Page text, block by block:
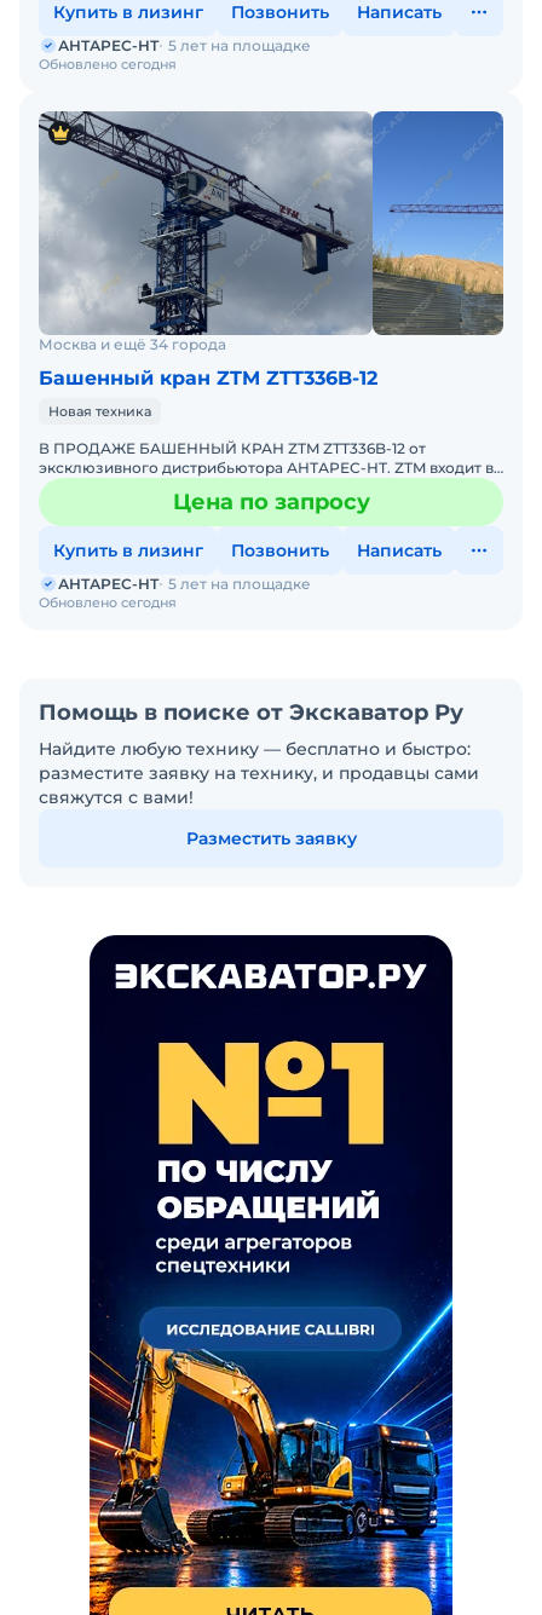
Купить в лизинг Позвонить Написать
Обновлено сегодня
АНТАРЕС-НТ 5 лет на площадке
Москва и ещё 34 города
Башенный кран ZTM ZTT336B-12
Новая техника
В ПРОДАЖЕ БАШЕННЫЙ КРАН ZTM ZTT336B-12 от
эксклюзивного дистрибьютора АНТАРЕС-НТ. ZTM входит в
ТОП-10 мировых производителей башенных кранов.
Комплектация кранЦена по запросу
Купить в лизинг Позвонить Написать
Обновлено сегодня
АНТАРЕС-НТ 5 лет на площадке
Помощь в поиске от Экскаватор Ру
Найдите любую технику — бесплатно и быстро:
разместите заявку на технику, и продавцы сами
свяжутся с вами!
Разместить заявку